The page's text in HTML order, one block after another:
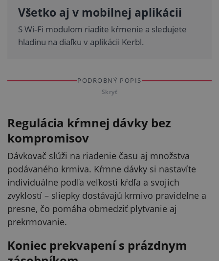
Všetko aj v mobilnej aplikácii
S Wi‑Fi modulom riadite kŕmenie a sledujete
hladinu na diaľku v aplikácii Kerbl.
PODROBNÝ POPIS
Skryť
Regulácia kŕmnej dávky bez
kompromisov
Dávkovač slúži na riadenie času aj množstva
podávaného krmiva. Kŕmne dávky si nastavíte
individuálne podľa veľkosti kŕdľa a svojich
zvyklostí – sliepky dostávajú krmivo pravidelne a
presne, čo pomáha obmedziť plytvanie aj
prekrmovanie.
Koniec prekvapení s prázdnym